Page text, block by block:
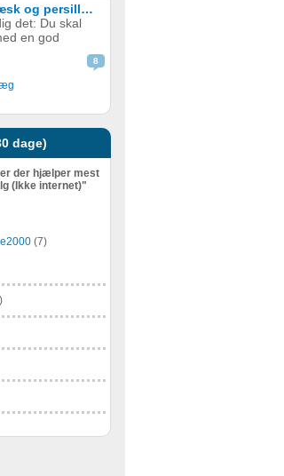
For det
forvirring end
problem ser
Ingen flæsk og persillesovs på Fars Beverding?
det: Du skal
en god
på
du voksede
flæsk med
døren og...
8
dage)
der hjælper mest
(Ikke internet)"
(7)